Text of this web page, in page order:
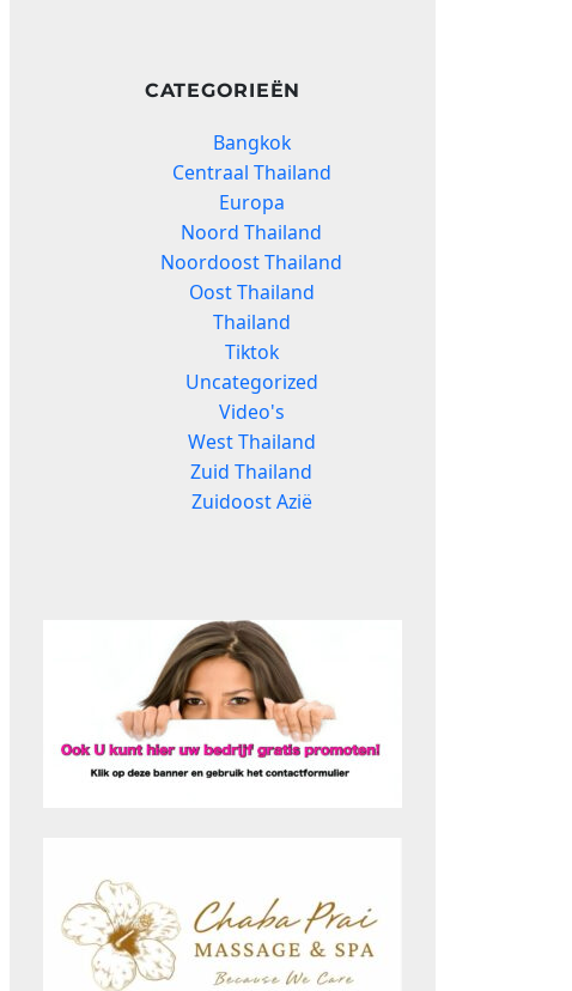
CATEGORIEËN
Bangkok
Centraal Thailand
Europa
Noord Thailand
Noordoost Thailand
Oost Thailand
Thailand
Tiktok
Uncategorized
Video's
West Thailand
Zuid Thailand
Zuidoost Azië